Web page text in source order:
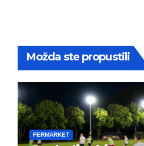
Možda ste propustili
FERMARKET